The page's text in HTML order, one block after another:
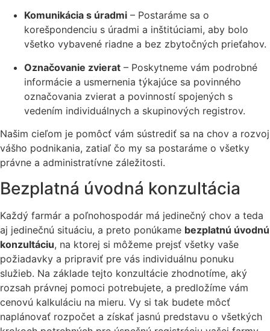
Komunikácia s úradmi – Postaráme sa o
korešpondenciu s úradmi a inštitúciami, aby bolo
všetko vybavené riadne a bez zbytočných prieťahov.
Označovanie zvierat – Poskytneme vám podrobné
informácie a usmernenia týkajúce sa povinného
označovania zvierat a povinností spojených s
vedením individuálnych a skupinových registrov.
Našim cieľom je pomôcť vám sústrediť sa na chov a rozvoj
vášho podnikania, zatiaľ čo my sa postaráme o všetky
právne a administratívne záležitosti.
Bezplatná úvodná konzultácia
Každý farmár a poľnohospodár má jedinečný chov a teda
aj jedinečnú situáciu, a preto ponúkame bezplatnú úvodnú
konzultáciu, na ktorej si môžeme prejsť všetky vaše
požiadavky a pripraviť pre vás individuálnu ponuku
služieb. Na základe tejto konzultácie zhodnotíme, aký
rozsah právnej pomoci potrebujete, a predložíme vám
cenovú kalkuláciu na mieru. Vy si tak budete môcť
naplánovať rozpočet a získať jasnú predstavu o všetkých